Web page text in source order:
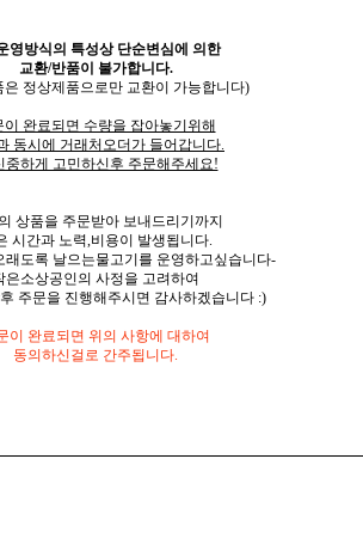
영방식의 특성상 단순변심에 의한
교환/반품이 불가합니다.
은 정상제품으로만 교환이 가능합니다)
이 완료되면 수량을 잡아놓기위해
동시에 거래처오더가 들어갑니다.
중하게 고민하신후 주문해주세요!
상품을 주문받아 보내드리기까지
시간과 노력,비용이 발생됩니다.
래도록 날으는물고기를 운영하고싶습니다-
은소상공인의 사정을 고려하여
주문을 진행해주시면 감사하겠습니다 :)
이 완료되면 위의 사항에 대하여
동의하신걸로 간주됩니다.